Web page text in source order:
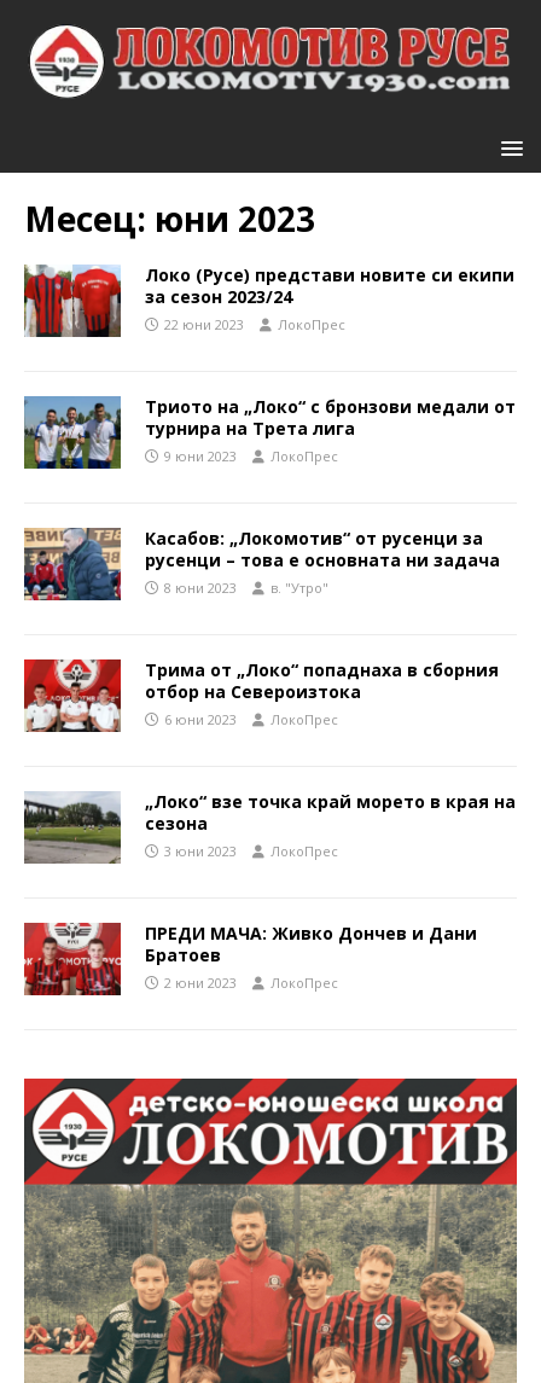
Месец: юни 2023
Локо (Русе) представи новите си екипи
за сезон 2023/24
22 юни 2023 ЛокоПрес
Триото на „Локо“ с бронзови медали от
турнира на Трета лига
9 юни 2023 ЛокоПрес
Касабов: „Локомотив“ от русенци за
русенци – това е основната ни задача
8 юни 2023 в. "Утро"
Трима от „Локо“ попаднаха в сборния
отбор на Североизтока
6 юни 2023 ЛокоПрес
„Локо“ взе точка край морето в края на
сезона
3 юни 2023 ЛокоПрес
ПРЕДИ МАЧА: Живко Дончев и Дани
Братоев
2 юни 2023 ЛокоПрес